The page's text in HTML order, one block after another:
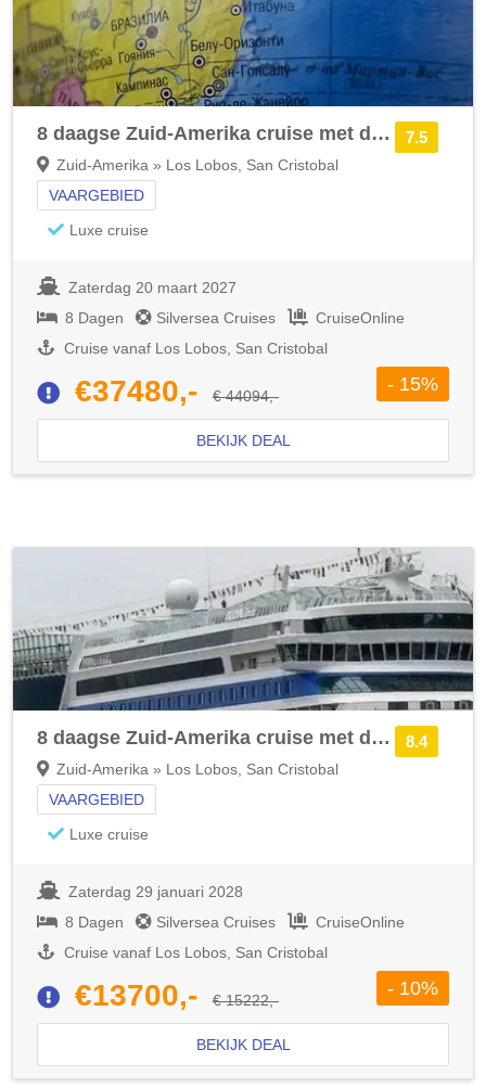
7.5
8 daagse Zuid-Amerika cruise met de Silver Origin
Zuid-Amerika » Los Lobos, San Cristobal
VAARGEBIED
Luxe cruise
Zaterdag 20 maart 2027
8 Dagen
Silversea Cruises
CruiseOnline
Cruise vanaf Los Lobos, San Cristobal
€37480,- € 44094,-
- 15%
BEKIJK DEAL
8.4
8 daagse Zuid-Amerika cruise met de Silver Origin
Zuid-Amerika » Los Lobos, San Cristobal
VAARGEBIED
Luxe cruise
Zaterdag 29 januari 2028
8 Dagen
Silversea Cruises
CruiseOnline
Cruise vanaf Los Lobos, San Cristobal
€13700,- € 15222,-
- 10%
BEKIJK DEAL